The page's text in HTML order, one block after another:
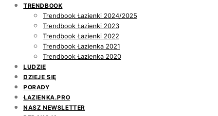
TRENDBOOK
Trendbook Łazienki 2024/2025
Trendbook Łazienki 2023
Trendbook Łazienki 2022
Trendbook Łazienka 2021
Trendbook Łazienka 2020
LUDZIE
DZIEJE SIĘ
PORADY
ŁAZIENKA.PRO
NASZ NEWSLETTER